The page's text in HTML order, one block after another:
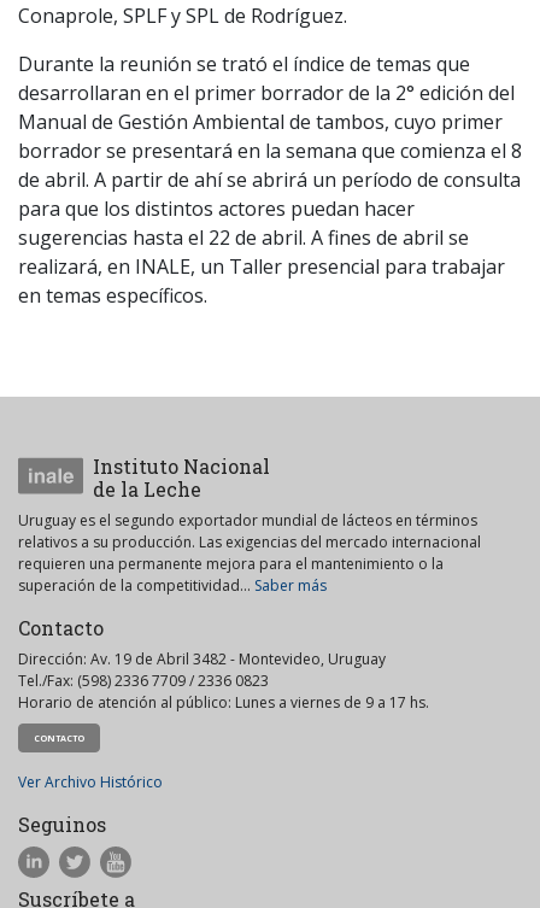
Conaprole, SPLF y SPL de Rodríguez.
Durante la reunión se trató el índice de temas que
desarrollaran en el primer borrador de la 2° edición del
Manual de Gestión Ambiental de tambos, cuyo primer
borrador se presentará en la semana que comienza el 8
de abril. A partir de ahí se abrirá un período de consulta
para que los distintos actores puedan hacer
sugerencias hasta el 22 de abril. A fines de abril se
realizará, en INALE, un Taller presencial para trabajar
en temas específicos.
Instituto Nacional
de la Leche
Uruguay es el segundo exportador mundial de lácteos en términos
relativos a su producción. Las exigencias del mercado internacional
requieren una permanente mejora para el mantenimiento o la
superación de la competitividad... Saber más
Contacto
Dirección: Av. 19 de Abril 3482 - Montevideo, Uruguay
Tel./Fax: (598) 2336 7709 / 2336 0823
Horario de atención al público: Lunes a viernes de 9 a 17 hs.
CONTACTO
Ver Archivo Histórico
Seguinos
Suscríbete a